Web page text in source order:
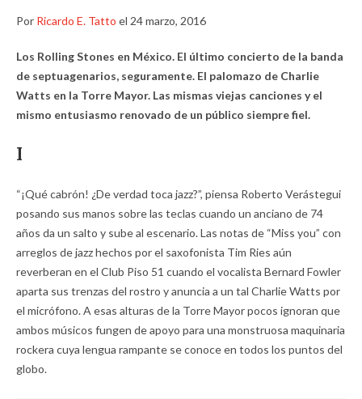
Por Ricardo E. Tatto el 24 marzo, 2016
Los Rolling Stones en México. El último concierto de la banda
de septuagenarios, seguramente. El palomazo de Charlie
Watts en la Torre Mayor. Las mismas viejas canciones y el
mismo entusiasmo renovado de un público siempre fiel.
I
“¡Qué cabrón! ¿De verdad toca jazz?”, piensa Roberto Verástegui
posando sus manos sobre las teclas cuando un anciano de 74
años da un salto y sube al escenario. Las notas de “Miss you” con
arreglos de jazz hechos por el saxofonista Tim Ries aún
reverberan en el Club Piso 51 cuando el vocalista Bernard Fowler
aparta sus trenzas del rostro y anuncia a un tal Charlie Watts por
el micrófono. A esas alturas de la Torre Mayor pocos ignoran que
ambos músicos fungen de apoyo para una monstruosa maquinaria
rockera cuya lengua rampante se conoce en todos los puntos del
globo.